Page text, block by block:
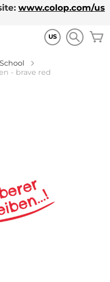
www.colop.com/us
US
- brave red